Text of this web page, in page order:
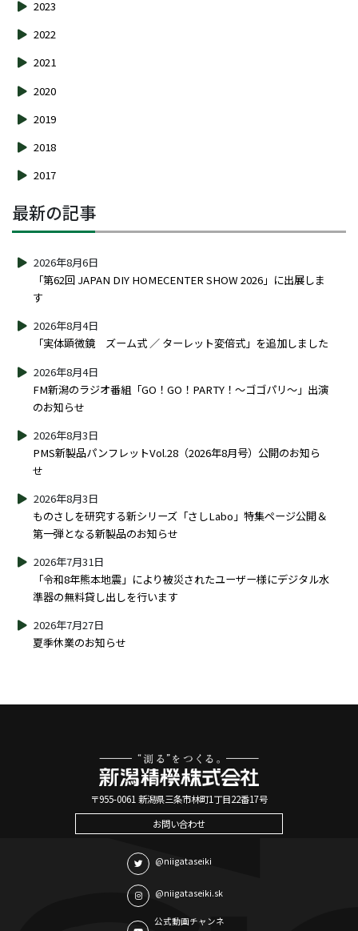
2023
2022
2021
2020
2019
2018
2017
最新の記事
「第62回 JAPAN DIY HOMECENTER SHOW 2026」に出展しま
す
2026年8月6日
「実体顕微鏡 ズーム式 ／ ターレット変倍式」を追加しました
2026年8月4日
FM新潟のラジオ番組「GO！GO！PARTY！～ゴゴパリ～」出演
のお知らせ
2026年8月4日
PMS新製品パンフレットVol.28（2026年8月号）公開のお知ら
せ
2026年8月3日
ものさしを研究する新シリーズ「さしLabo」特集ページ公開＆
第一弾となる新製品のお知らせ
2026年8月3日
「令和8年熊本地震」により被災されたユーザー様にデジタル水
準器の無料貸し出しを行います
2026年7月31日
夏季休業のお知らせ
2026年7月27日
〒955-0061 新潟県三条市林町1丁目22番17号
お問い合わせ
@niigataseiki
@niigataseiki.sk
公式動画チャンネ